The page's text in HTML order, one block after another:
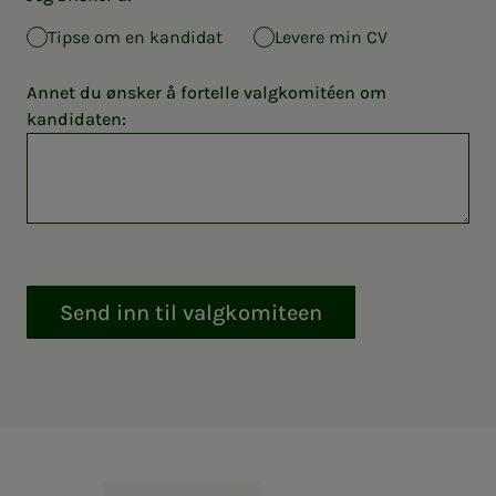
Tipse om en kandidat
Levere min CV
Annet du ønsker å fortelle valgkomitéen om
kandidaten:
Send inn til valgkomiteen